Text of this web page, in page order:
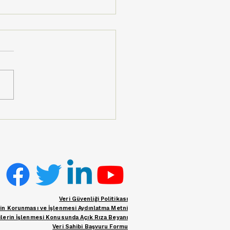
Veri Güvenliği Politikası
Korunması ve İşlenmesi Aydınlatma Metni
İşlenmesi Konusunda Açık Rıza Beyanı
Veri Sahibi Başvuru Formu